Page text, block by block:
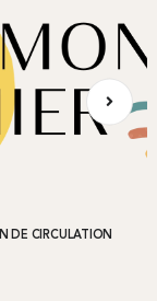
DE CIRCULATION